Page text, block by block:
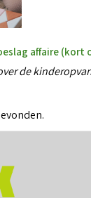
affaire (kort
de